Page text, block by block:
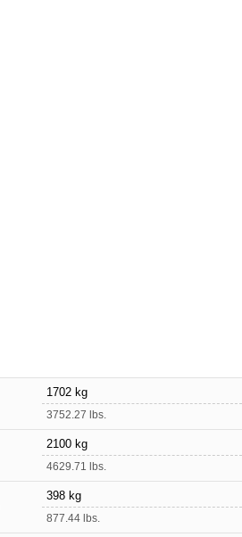
1702 kg
3752.27 lbs.
2100 kg
4629.71 lbs.
398 kg
877.44 lbs.